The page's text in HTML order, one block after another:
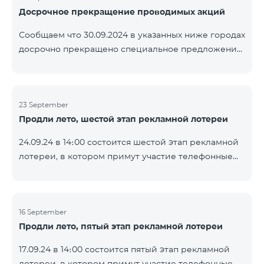
помощью генератора случайных чисел. Следите за
YouTube. Подробнее:
https://www.telecomarmenia.am/ru/B2S
Досрочное прекращение проводимых акций
Сообщаем что 30.09.2024 в указанных ниже городах
досрочно прекращено специальное предложение,
9900. Вайк Чаренцаван Ванадзор
23 September
Продли лето, шестой этап рекламной лотереи
24.09.24 в 14։00 состоится шестой этап рекламной
лотереи, в котором примут участие телефонные
Выигравшие номера телефонов будут выбраны с
помощью генератора случайных чисел. Следите за
YouTube. Подробнее:
16 September
Продли лето, пятый этап рекламной лотереи
17.09.24 в 14։00 состоится пятый этап рекламной